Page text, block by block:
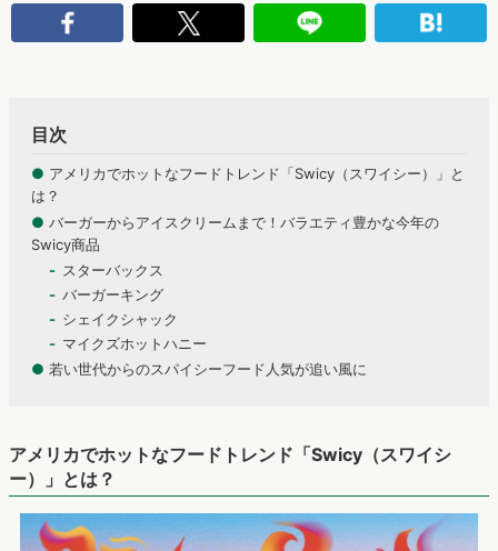
目次
● アメリカでホットなフードトレンド「Swicy（スワイシー）」と
は？
● バーガーからアイスクリームまで！バラエティ豊かな今年の
Swicy商品
スターバックス
バーガーキング
シェイクシャック
マイクズホットハニー
● 若い世代からのスパイシーフード人気が追い風に
アメリカでホットなフードトレンド「Swicy（スワイシ
ー）」とは？